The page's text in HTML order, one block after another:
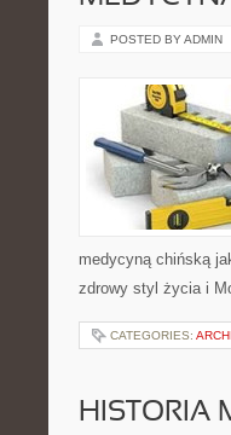
POSTED BY ADMIN
medycyną chińską
zdrowy styl życia i
CATEGORIES:
HISTORIA